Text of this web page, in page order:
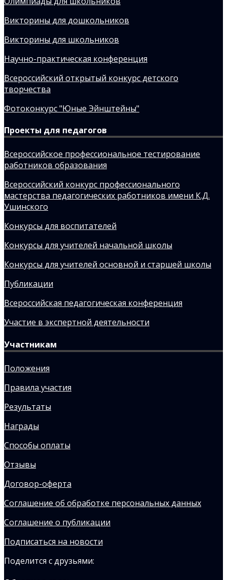
Викторины для дошкольников
Викторины для школьников
Научно-практическая конференция
Всероссийский открытый конкурс детского
творчества
Фотоконкурс "Юные Эйнштейны"
Проекты для педагогов
Всероссийское профессиональное тестирование
работников образования
Всероссийский конкурс профессионального
мастерства педагогических работников имени К.Д.
Ушинского
Конкурсы для воспитателей
Конкурсы для учителей начальной школы
Конкурсы для учителей основной и старшей школы
Публикации
Всероссийская педагогическая конференция
Участие в экспертной деятельности
Участникам
Положения
Правила участия
Результаты
Награды
Способы оплаты
Отзывы
Договор-оферта
Соглашение об обработке персональных данных
Соглашение о публикации
Подписаться на новости
Поделится с друзьями: